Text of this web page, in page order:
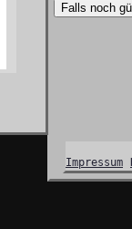
Falls noch
Impressum